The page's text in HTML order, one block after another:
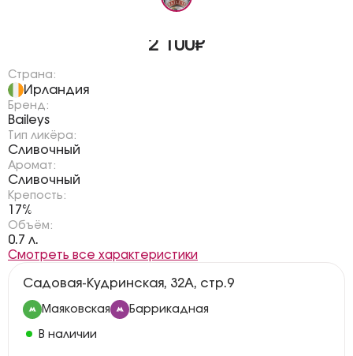
2 100₽
Страна:
Ирландия
Бренд:
Baileys
Тип ликёра:
Сливочный
Аромат:
Сливочный
Крепость:
17%
Объём:
0.7 л.
Смотреть все характеристики
Садовая-Кудринская, 32А, стр.9
Маяковская Баррикадная
В наличии